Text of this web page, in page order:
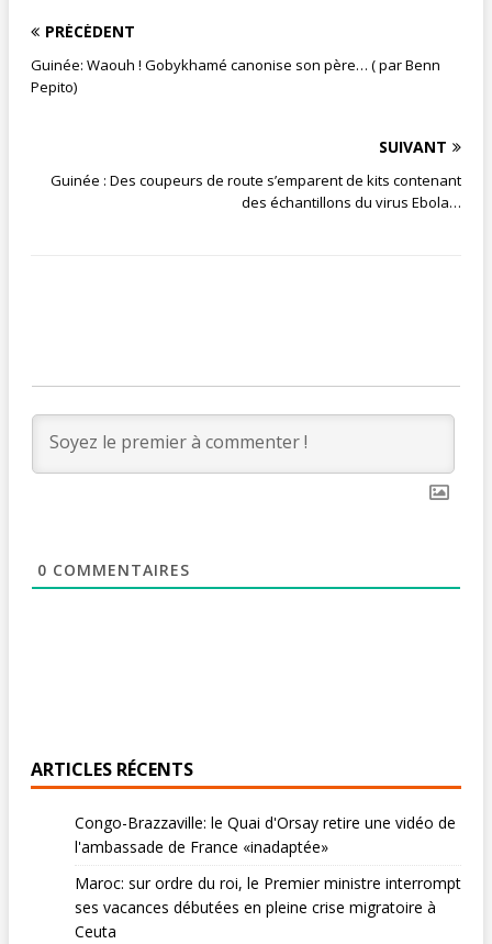
PRÉCÉDENT
Guinée: Waouh ! Gobykhamé canonise son père… ( par Benn
Pepito)
SUIVANT
Guinée : Des coupeurs de route s’emparent de kits contenant
des échantillons du virus Ebola…
0 COMMENTAIRES
ARTICLES RÉCENTS
Congo-Brazzaville: le Quai d'Orsay retire une vidéo de
l'ambassade de France «inadaptée»
Maroc: sur ordre du roi, le Premier ministre interrompt
ses vacances débutées en pleine crise migratoire à
Ceuta